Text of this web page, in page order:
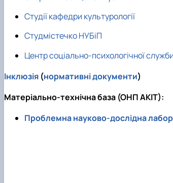
Студії кафедри культурології
Студмістечко НУБіП
Центр соціально-психологічної
Інклюзія (нормативні документи)
Матеріально-технічна база (ОНПАКІТ):
Проблемна науково-дослідна